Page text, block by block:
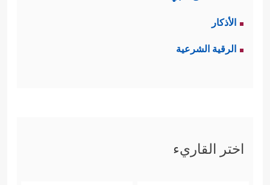
الأذكار
الرقية الشرعية
اختر القاريء